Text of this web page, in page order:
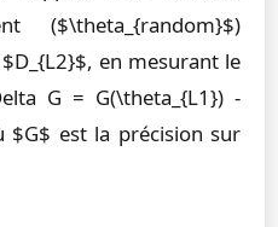
($\theta_{random}$)
en mesurant le
G = G(\theta_{L1}) -
$G$ est la précision sur